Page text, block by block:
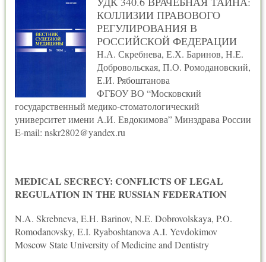
КОЛЛИЗИИ ПРАВОВОГО
РЕГУЛИРОВАНИЯ В
РОССИЙСКОЙ ФЕДЕРАЦИИ
Н.А. Скребнева, Е.Х. Баринов, Н.Е.
Добровольская, П.О. Ромодановский,
Е.И. Рябоштанова
ФГБОУ ВО “Московский
государственный медико-стоматологический
университет имени А.И. Евдокимова” Минздрава России
E-mail: nskr2802@yandex.ru
MEDICAL SECRECY: CONFLICTS OF LEGAL
REGULATION IN THE RUSSIAN FEDERATION
N.A. Skrebneva, E.H. Barinov, N.E. Dobrovolskaya, P.O.
Romodanovsky, E.I. Ryaboshtanova A.I. Yevdokimov
Moscow State University of Medicine and Dentistry